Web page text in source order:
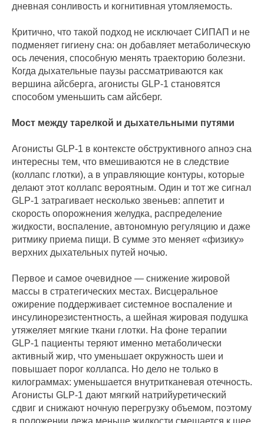
дневная сонливость и когнитивная утомляемость.
Критично, что такой подход не исключает СИПАП и не
подменяет гигиену сна: он добавляет метаболическую
ось лечения, способную менять траекторию болезни.
Когда дыхательные паузы рассматриваются как
вершина айсберга, агонисты GLP‑1 становятся
способом уменьшить сам айсберг.
Мост между тарелкой и дыхательными путями
Агонисты GLP‑1 в контексте обструктивного апноэ сна
интересны тем, что вмешиваются не в следствие
(коллапс глотки), а в управляющие контуры, которые
делают этот коллапс вероятным. Один и тот же сигнал
GLP‑1 затрагивает несколько звеньев: аппетит и
скорость опорожнения желудка, распределение
жидкости, воспаление, автономную регуляцию и даже
ритмику приема пищи. В сумме это меняет «физику»
верхних дыхательных путей ночью.
Первое и самое очевидное — снижение жировой
массы в стратегических местах. Висцеральное
ожирение поддерживает системное воспаление и
инсулинорезистентность, а шейная жировая подушка
утяжеляет мягкие ткани глотки. На фоне терапии
GLP‑1 пациенты теряют именно метаболически
активный жир, что уменьшает окружность шеи и
повышает порог коллапса. Но дело не только в
килограммах: уменьшается внутритканевая отечность.
Агонисты GLP‑1 дают мягкий натрийуретический
сдвиг и снижают ночную перегрузку объемом, поэтому